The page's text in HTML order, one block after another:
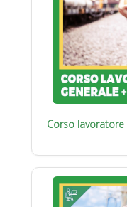
Corso lavoratore